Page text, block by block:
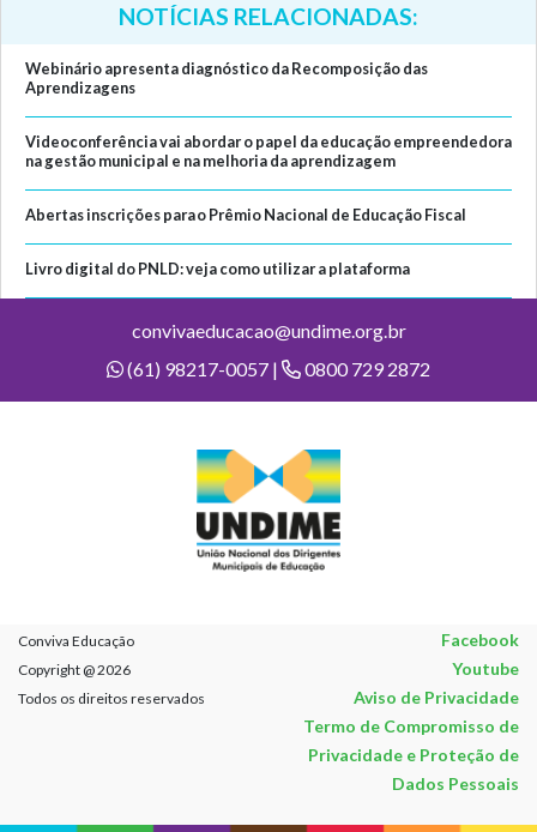
NOTÍCIAS RELACIONADAS:
Webinário apresenta diagnóstico da Recomposição das
Aprendizagens
Videoconferência vai abordar o papel da educação empreendedora
na gestão municipal e na melhoria da aprendizagem
Abertas inscrições para o Prêmio Nacional de Educação Fiscal
Livro digital do PNLD: veja como utilizar a plataforma
convivaeducacao@undime.org.br
(61) 98217-0057 |
0800 729 2872
Conviva Educação Facebook
Copyright @ 2026 Youtube
Todos os direitos reservados
Aviso de Privacidade
Termo de Compromisso de
Privacidade e Proteção de
Dados Pessoais